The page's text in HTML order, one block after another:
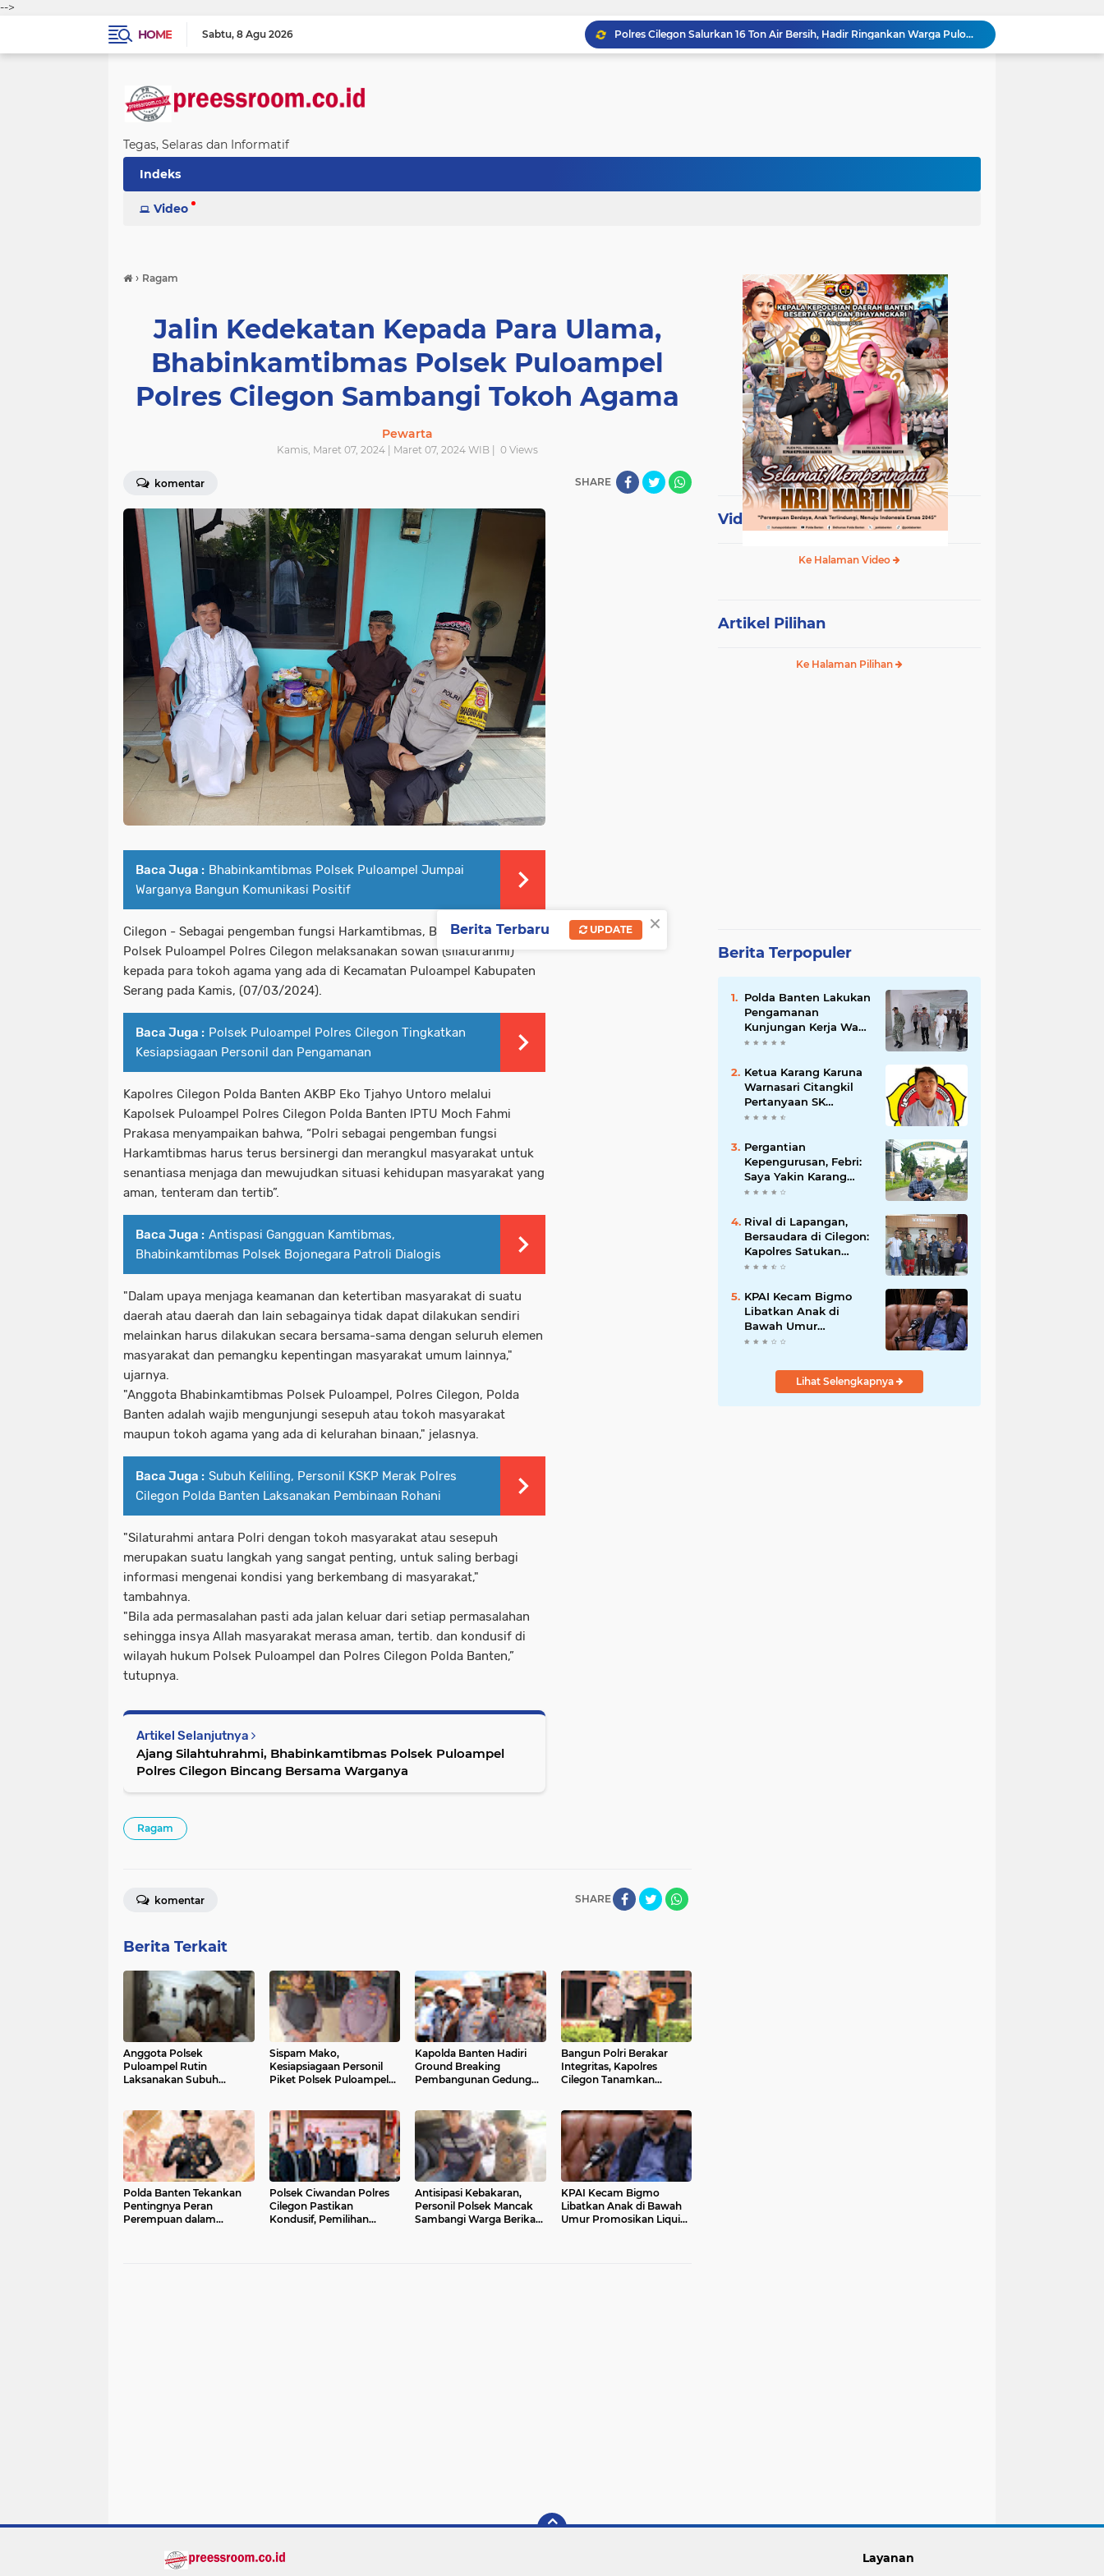
-->
HOME
Sabtu 8 Agu 2026
Ditreskrimum Polda Banten Tetapkan Dua Tersangka Kasus Aksi Anarkis dan Penghasutan di Balaraja
Patroli Blue Light dan Dialogis, Polsek Ciwandan Perkuat Sinergitas dengan Warga Wujudkan Situasi Kondusif
Kapolres Cilegon Perkuat Sinergi dengan Pemkot dan Muhammadiyah, Bersama Jaga Cilegon Tetap Aman serta Kondusif
Tegas, Selaras dan Informatif
Indeks
Video
› Ragam
Jalin Kedekatan Kepada Para Ulama,
Bhabinkamtibmas Polsek Puloampel
Polres Cilegon Sambangi Tokoh Agama
Pewarta
Kamis, Maret 07, 2024 | Maret 07, 2024 WIB | 0 Views
komentar SHARE
Baca Juga : Bhabinkamtibmas Polsek Puloampel Jumpai
Warganya Bangun Komunikasi Positif
Cilegon - Sebagai pengemban fungsi Harkamtibmas, Bhabinkamtibmas
Polsek Puloampel Polres Cilegon melaksanakan sowan (silaturahmi)
kepada para tokoh agama yang ada di Kecamatan Puloampel Kabupaten
Serang pada Kamis, (07/03/2024).
Baca Juga : Polsek Puloampel Polres Cilegon Tingkatkan
Kesiapsiagaan Personil dan Pengamanan
Kapolres Cilegon Polda Banten AKBP Eko Tjahyo Untoro melalui
Kapolsek Puloampel Polres Cilegon Polda Banten IPTU Moch Fahmi
Prakasa menyampaikan bahwa, “Polri sebagai pengemban fungsi
Harkamtibmas harus terus bersinergi dan merangkul masyarakat untuk
senantiasa menjaga dan mewujudkan situasi kehidupan masyarakat yang
aman, tenteram dan tertib”.
Baca Juga : Antispasi Gangguan Kamtibmas,
Bhabinkamtibmas Polsek Bojonegara Patroli Dialogis
"Dalam upaya menjaga keamanan dan ketertiban masyarakat di suatu
daerah atau daerah dan lain sebagainya tidak dapat dilakukan sendiri
melainkan harus dilakukan secara bersama-sama dengan seluruh elemen
masyarakat dan pemangku kepentingan masyarakat umum lainnya,"
ujarnya.
"Anggota Bhabinkamtibmas Polsek Puloampel, Polres Cilegon, Polda
Banten adalah wajib mengunjungi sesepuh atau tokoh masyarakat
maupun tokoh agama yang ada di kelurahan binaan," jelasnya.
Baca Juga : Subuh Keliling, Personil KSKP Merak Polres
Cilegon Polda Banten Laksanakan Pembinaan Rohani
"Silaturahmi antara Polri dengan tokoh masyarakat atau sesepuh
merupakan suatu langkah yang sangat penting, untuk saling berbagi
informasi mengenai kondisi yang berkembang di masyarakat,"
tambahnya.
"Bila ada permasalahan pasti ada jalan keluar dari setiap permasalahan
sehingga insya Allah masyarakat merasa aman, tertib. dan kondusif di
wilayah hukum Polsek Puloampel dan Polres Cilegon Polda Banten,”
tutupnya.
Artikel Selanjutnya
Ajang Silahtuhrahmi, Bhabinkamtibmas Polsek Puloampel
Polres Cilegon Bincang Bersama Warganya
Ragam
SHARE
komentar
Berita Terkait
Anggota Polsek
Puloampel Rutin
Laksanakan Subuh
Sispam Mako,
Kesiapsiagaan Personil
Piket Polsek Puloampel
Kapolda Banten Hadiri
Ground Breaking
Pembangunan Gedung
Bangun Polri Berakar
Integritas, Kapolres
Cilegon Tanamkan
Wujudkan Pelayanan
Presisi
Polda Banten Tekankan
Pentingnya Peran
Perempuan dalam
Polsek Ciwandan Polres
Cilegon Pastikan
Kondusif, Pemilihan
Antisipasi Kebakaran,
Personil Polsek Mancak
Sambangi Warga Berikan
KPAI Kecam Bigmo
Libatkan Anak di Bawah
Umur Promosikan Liquid
Video Terpopuler
Ke Halaman Video
Artikel Pilihan
Ke Halaman Pilihan
Berita Terpopuler
Polda Banten Lakukan
Pengamanan
Kunjungan Kerja Wakil
Presiden RI
Ketua Karang Karuna
Warnasari Citangkil
Pertanyaan SK
Karetaker dan Urgensi
Berduka
Pergantian
Kepengurusan, Febri:
Saya Yakin Karang
Taruna Wanakarsa
Kepemimpinan Bung
Entus Jauh Membawa
Manfaat
Rival di Lapangan,
Bersaudara di Cilegon:
Kapolres Satukan
Viking dan Jak Mania
Piala Presiden 2026
KPAI Kecam Bigmo
Libatkan Anak di
Bawah Umur
Promosikan Liquid
Bertindak Tegas
Lihat Selengkapnya
Layanan
×
Berita Terbaru UPDATE